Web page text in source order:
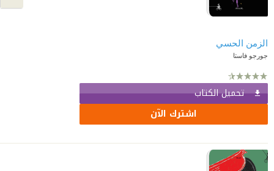
الزمن الحسي
جورجو فاستا
تحميل الكتاب
اشترك الآن